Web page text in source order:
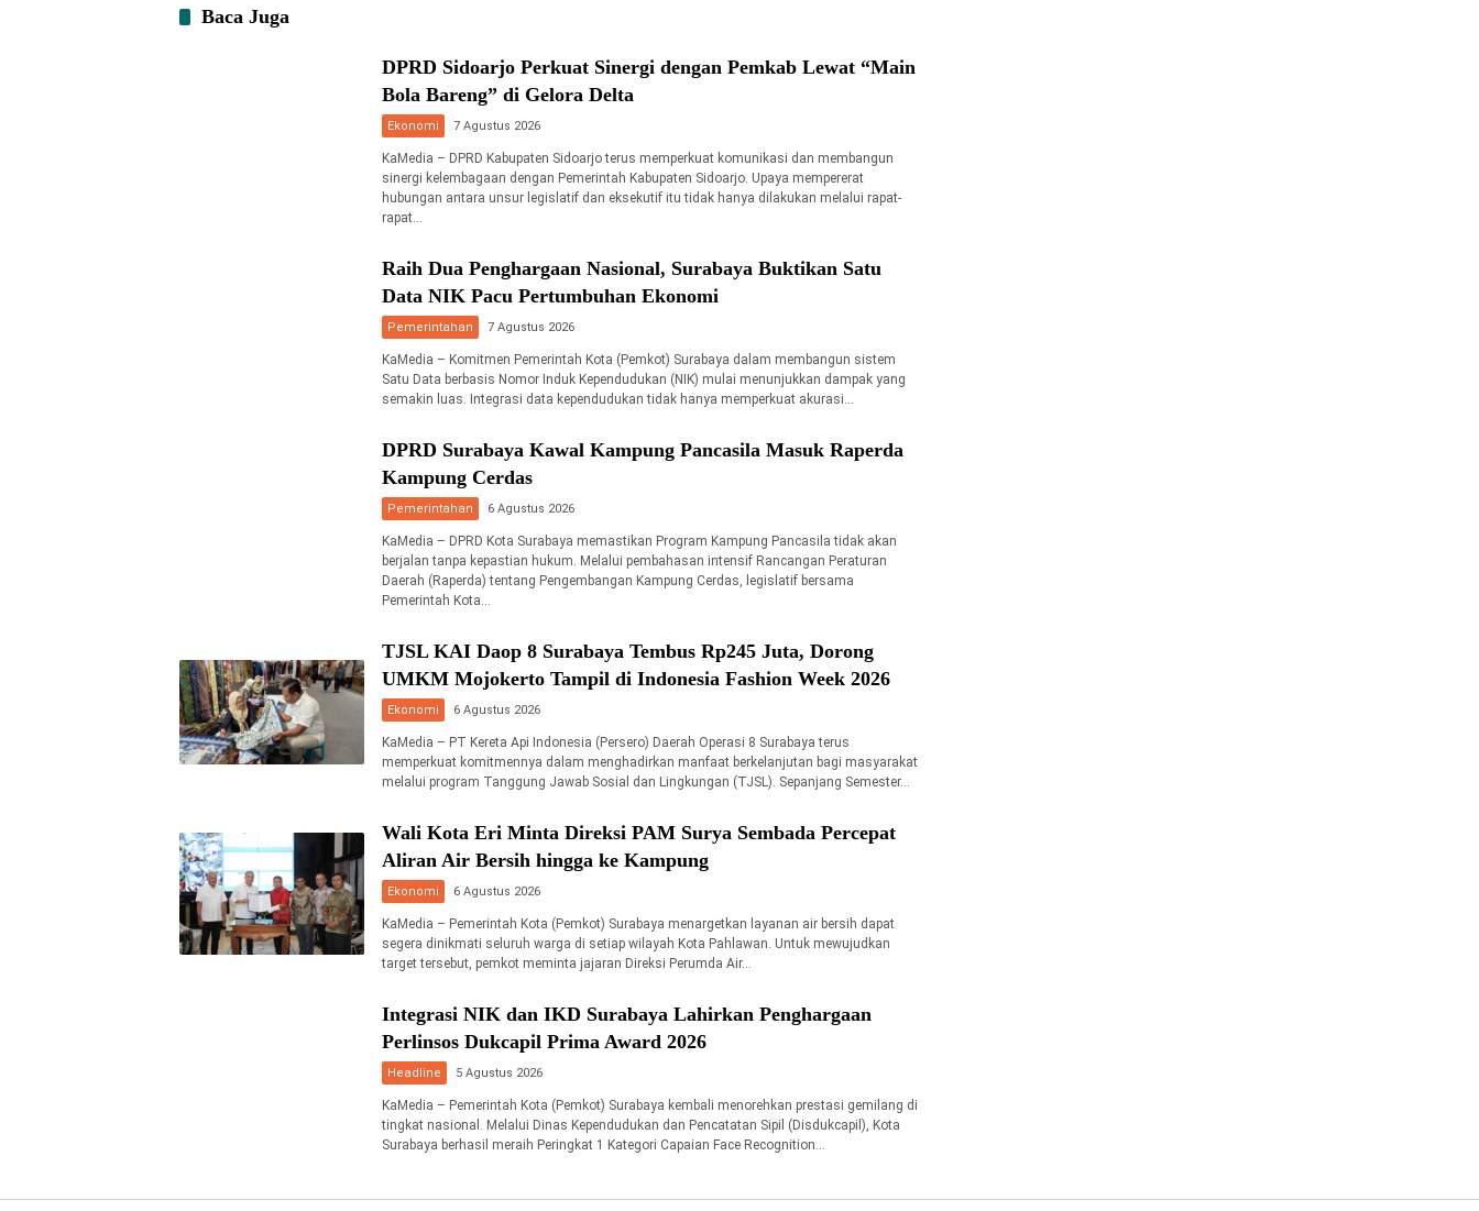
Baca Juga
DPRD Sidoarjo Perkuat Sinergi dengan Pemkab Lewat “Main
Bola Bareng” di Gelora Delta
Ekonomi 7 Agustus 2026
KaMedia – DPRD Kabupaten Sidoarjo terus memperkuat komunikasi dan membangun
sinergi kelembagaan dengan Pemerintah Kabupaten Sidoarjo. Upaya mempererat
hubungan antara unsur legislatif dan eksekutif itu tidak hanya dilakukan melalui rapat-
rapat…
Raih Dua Penghargaan Nasional, Surabaya Buktikan Satu
Data NIK Pacu Pertumbuhan Ekonomi
Pemerintahan 7 Agustus 2026
KaMedia – Komitmen Pemerintah Kota (Pemkot) Surabaya dalam membangun sistem
Satu Data berbasis Nomor Induk Kependudukan (NIK) mulai menunjukkan dampak yang
semakin luas. Integrasi data kependudukan tidak hanya memperkuat akurasi…
DPRD Surabaya Kawal Kampung Pancasila Masuk Raperda
Kampung Cerdas
Pemerintahan 6 Agustus 2026
KaMedia – DPRD Kota Surabaya memastikan Program Kampung Pancasila tidak akan
berjalan tanpa kepastian hukum. Melalui pembahasan intensif Rancangan Peraturan
Daerah (Raperda) tentang Pengembangan Kampung Cerdas, legislatif bersama
Pemerintah Kota…
TJSL KAI Daop 8 Surabaya Tembus Rp245 Juta, Dorong
UMKM Mojokerto Tampil di Indonesia Fashion Week 2026
Ekonomi 6 Agustus 2026
KaMedia – PT Kereta Api Indonesia (Persero) Daerah Operasi 8 Surabaya terus
memperkuat komitmennya dalam menghadirkan manfaat berkelanjutan bagi masyarakat
melalui program Tanggung Jawab Sosial dan Lingkungan (TJSL). Sepanjang Semester…
Wali Kota Eri Minta Direksi PAM Surya Sembada Percepat
Aliran Air Bersih hingga ke Kampung
Ekonomi 6 Agustus 2026
KaMedia – Pemerintah Kota (Pemkot) Surabaya menargetkan layanan air bersih dapat
segera dinikmati seluruh warga di setiap wilayah Kota Pahlawan. Untuk mewujudkan
target tersebut, pemkot meminta jajaran Direksi Perumda Air…
Integrasi NIK dan IKD Surabaya Lahirkan Penghargaan
Perlinsos Dukcapil Prima Award 2026
Headline 5 Agustus 2026
KaMedia – Pemerintah Kota (Pemkot) Surabaya kembali menorehkan prestasi gemilang di
tingkat nasional. Melalui Dinas Kependudukan dan Pencatatan Sipil (Disdukcapil), Kota
Surabaya berhasil meraih Peringkat 1 Kategori Capaian Face Recognition…